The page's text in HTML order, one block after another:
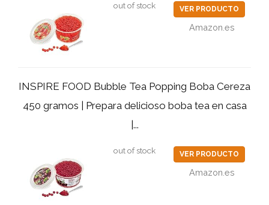
out of stock VER PRODUCTO
Amazon.es
INSPIRE FOOD Bubble Tea Popping Boba Cereza
450 gramos | Prepara delicioso boba tea en casa
|...
out of stock VER PRODUCTO
Amazon.es